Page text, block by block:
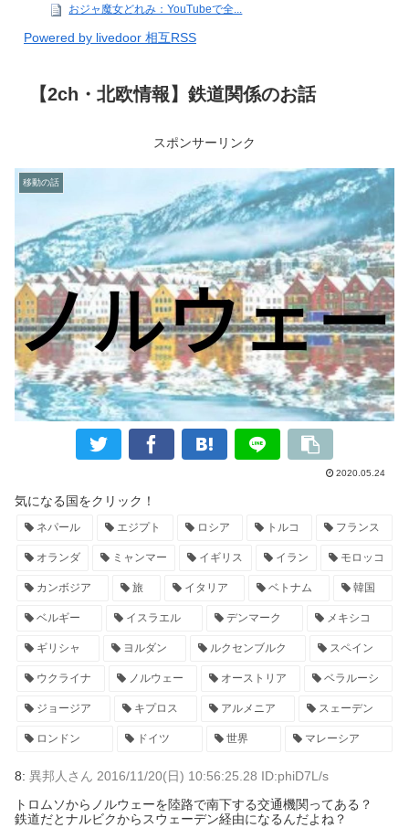
おジャ魔女どれみ：YouTubeで全...
Powered by livedoor 相互RSS
【2ch・北欧情報】鉄道関係のお話
スポンサーリンク
移動の話
2020.05.24
気になる国をクリック！
ネパール エジプト ロシア トルコ フランス
オランダ ミャンマー イギリス イラン モロッコ
カンボジア 旅 イタリア ベトナム 韓国
ベルギー イスラエル デンマーク メキシコ
ギリシャ ヨルダン ルクセンブルク スペイン
ウクライナ ノルウェー オーストリア ベラルーシ
ジョージア キプロス アルメニア スェーデン
ロンドン ドイツ 世界 マレーシア
8: 異邦人さん 2016/11/20(日) 10:56:25.28 ID:phiD7L/s
トロムソからノルウェーを陸路で南下する交通機関ってある？
鉄道だとナルビクからスウェーデン経由になるんだよね？